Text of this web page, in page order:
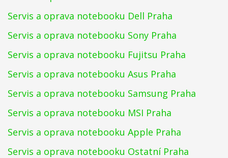
Servis a oprava notebooku Dell Praha
Servis a oprava notebooku Sony Praha
Servis a oprava notebooku Fujitsu Praha
Servis a oprava notebooku Asus Praha
Servis a oprava notebooku Samsung Praha
Servis a oprava notebooku MSI Praha
Servis a oprava notebooku Apple Praha
Servis a oprava notebooku Ostatní Praha